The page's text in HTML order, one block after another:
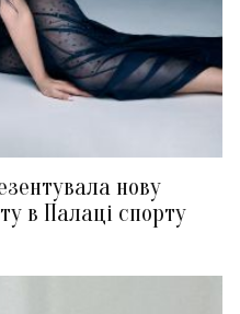
нову
в Палаці спорту